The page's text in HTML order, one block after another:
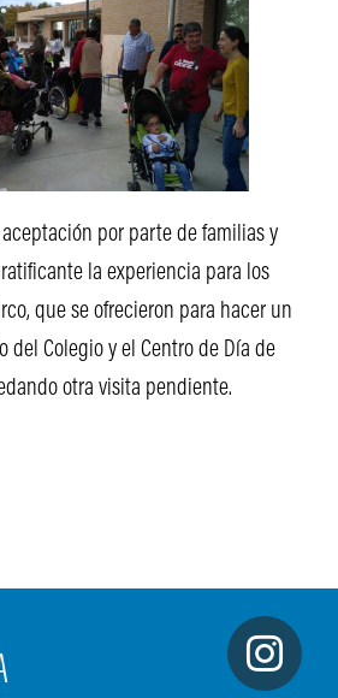
por parte de familias y
la experiencia para los
que se ofrecieron para hacer un
del Colegio y el Centro de Día de
otra visita pendiente.